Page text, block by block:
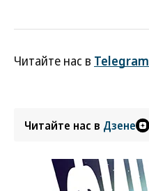
Читайте нас в Telegram
Читайте нас в Дзене